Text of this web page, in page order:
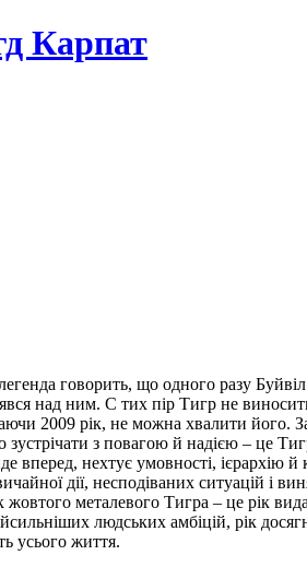
Карпат
говорить, що одного разу
над ним. C тих пір Тигр не
2009 рік, не можна хвалити його.
зустрічати з повагою й надією – це
вперед, нехтує умовності, ієрархію й
дії, несподіваних ситуацій і
жовтого металевого Тигра – це рік
людських амбіцій, рік
усього життя.